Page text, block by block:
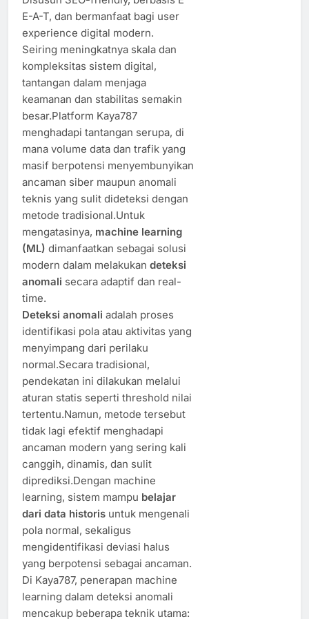
E-A-T, dan bermanfaat bagi user
experience digital modern.
Seiring meningkatnya skala dan
kompleksitas sistem digital,
tantangan dalam menjaga
keamanan dan stabilitas semakin
besar.Platform Kaya787
menghadapi tantangan serupa, di
mana volume data dan trafik yang
masif berpotensi menyembunyikan
ancaman siber maupun anomali
teknis yang sulit dideteksi dengan
metode tradisional.Untuk
mengatasinya, machine learning
(ML) dimanfaatkan sebagai solusi
modern dalam melakukan deteksi
anomali secara adaptif dan real-
time.
Deteksi anomali adalah proses
identifikasi pola atau aktivitas yang
menyimpang dari perilaku
normal.Secara tradisional,
pendekatan ini dilakukan melalui
aturan statis seperti threshold nilai
tertentu.Namun, metode tersebut
tidak lagi efektif menghadapi
ancaman modern yang sering kali
canggih, dinamis, dan sulit
diprediksi.Dengan machine
learning, sistem mampu belajar
dari data historis untuk mengenali
pola normal, sekaligus
mengidentifikasi deviasi halus
yang berpotensi sebagai ancaman.
Di Kaya787, penerapan machine
learning dalam deteksi anomali
mencakup beberapa teknik utama: